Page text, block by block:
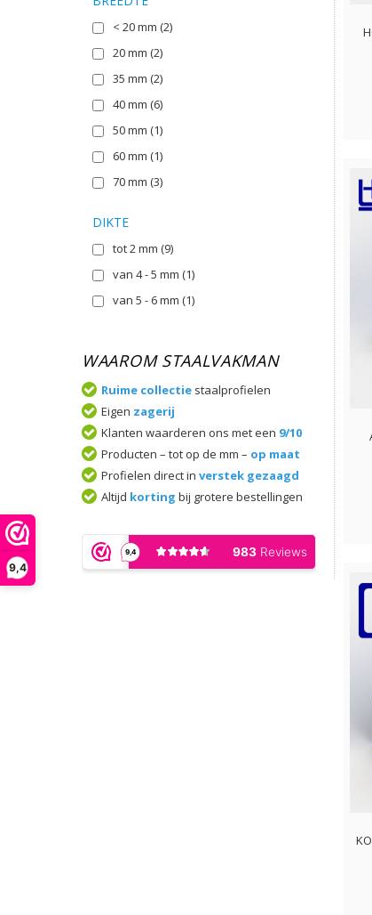
9,4
< 20 mm (2)
20 mm (2)
35 mm (2)
40 mm (6)
50 mm (1)
60 mm (1)
70 mm (3)
DIKTE
tot 2 mm (9)
van 4 - 5 mm (1)
van 5 - 6 mm (1)
WAAROM STAALVAKMAN
Ruime collectie staalprofielen
Eigen zagerij
Klanten waarderen ons met een 9/10
Producten – tot op de mm – op maat
Profielen direct in verstek gezaagd
Altijd korting bij grotere bestellingen